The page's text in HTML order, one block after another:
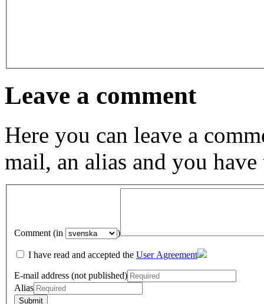
Leave a comment
Here you can leave a
mail, an alias and you have
Comment (in )
I have read and accepted the User Agreement
E-mail address (not published)
Alias